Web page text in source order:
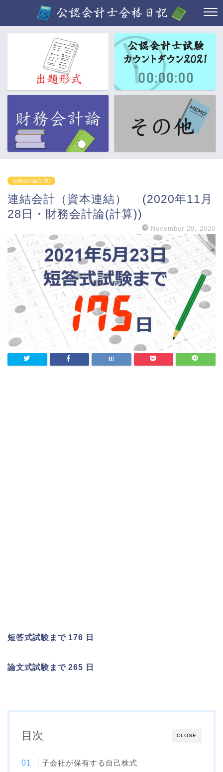
財務会計論(計算)
連結会計（資本連結） (2020年11月
28日・財務会計論(計算))
November 28, 2020
短答式試験まで 176 日
論文式試験まで 265 日
CLOSE
目次
子会社が保有する自己株式